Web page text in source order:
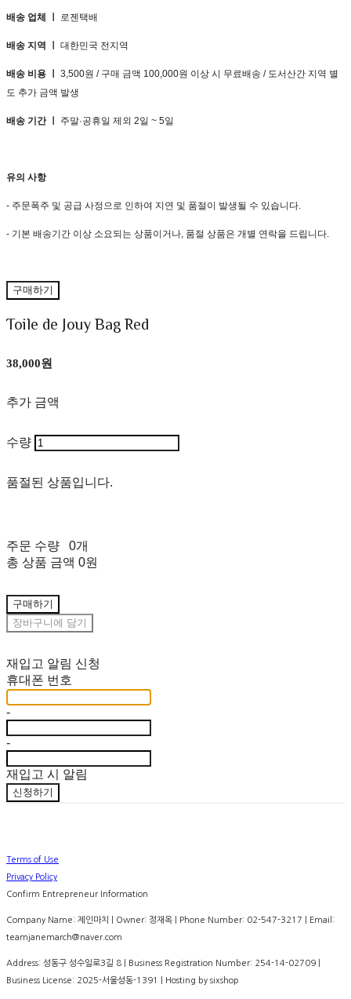
배송 업체 ㅣ 로젠택배
배송 지역 ㅣ 대한민국 전지역
배송 비용 ㅣ 3,500원 / 구매 금액 100,000원 이상 시 무료배송 / 도서산간 지역 별
도 추가 금액 발생
배송 기간 ㅣ 주말·공휴일 제외 2일 ~ 5일
유의 사항
- 주문폭주 및 공급 사정으로 인하여 지연 및 품절이 발생될 수 있습니다.
- 기본 배송기간 이상 소요되는 상품이거나, 품절 상품은 개별 연락을 드립니다.
구매하기
Toile de Jouy Bag Red
38,000원
추가 금액
수량
품절된 상품입니다.
주문 수량
0개
총 상품 금액 0원
구매하기
장바구니에 담기
재입고 알림 신청
휴대폰 번호
-
-
재입고 시 알림
신청하기
Terms of Use
Privacy Policy
Confirm Entrepreneur Information
Company Name: 제인마치 | Owner: 정재옥 | Phone Number: 02-547-3217 | Email:
teamjanemarch@naver.com
Address: 성동구 성수일로3길 8 | Business Registration Number: 254-14-02709
Business License: 2025-서울성동-1391 | Hosting by sixshop